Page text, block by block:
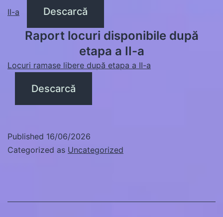
II-a Descarcă
Raport locuri disponibile după
etapa a II-a
Locuri ramase libere după etapa a II-a
Descarcă
Published 16/06/2026
Categorized as Uncategorized